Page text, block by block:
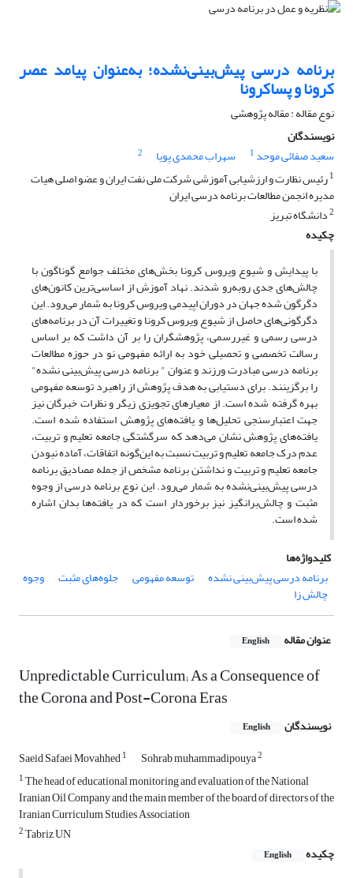
برنامه درسی پیش‌بینی‌نشده؛ به‌عنوان پیامد عصر
کرونا و پساکرونا
نوع مقاله : مقاله پژوهشی
نویسندگان
سعید صفائی موحد 1 سهراب محمدی پویا
2
1رئیس نظارت و ارزشیابی آموزشی شرکت ملی نفت ایران و عضو اصلی هیات
مدیره انجمن مطالعات برنامه درسی ایران
2دانشگاه تبریز
چکیده
با پیدایش و شیوع ویروس کرونا بخش‌های مختلف جوامع گوناگون با
چالش‌های جدی روبه‌رو شدند. نهاد آموزش از اساسی‌ترین کانون‌های
دگرگون شده جهان در دوران اپیدمی ویروس کرونا به شمار می‌رود. این
دگرگونی‌های حاصل از شیوع ویروس کرونا و تغییرات آن در برنامه‌های
درسی رسمی و غیررسمی، پژوهشگران را بر آن داشت که بر اساس
رسالت تخصصی و تحصیلی خود به ارائه مفهومی نو در حوزه مطالعات
برنامه درسی مبادرت ورزند و عنوان " برنامه درسی پیش‌بینی نشده"
را برگزینند. برای دستیابی به هدف پژوهش از راهبرد توسعه مفهومی
بهره گرفته شده است. از معیارهای تجویزی زیگر و نظرات خبرگان نیز
جهت اعتبارسنجی تحلیل‌ها و یافته‌های پژوهش استفاده شده است.
یافته‌های پژوهش نشان می‌دهد که سرگشتگی جامعه تعلیم و تربیت،
عدم درک جامعه تعلیم و تربیت نسبت به این‌گونه اتفاقات، آماده نبودن
جامعه تعلیم و تربیت و نداشتن برنامه مشخص از جمله مصادیق برنامه
درسی پیش‌بینی‌نشده به شمار می‌رود. این نوع برنامه درسی از وجوه
مثبت و چالش‌برانگیز نیز برخوردار است که در یافته‌ها بدان اشاره
شده است.
کلیدواژه‌ها
برنامه درسی پیش‌بینی نشده
توسعه مفهومی جلوه‌های مثبت وجوه
چالش زا
عنوان مقاله English
Unpredictable Curriculum; As a Consequence of
the Corona and Post-Corona Eras
نویسندگان English
Saeid Safaei Movahhed1 Sohrab muhammadipouya2
1The head of educational monitoring and evaluation of the National
Iranian Oil Company and the main member of the board of directors of the
Iranian Curriculum Studies Association
2Tabriz UN
چکیده
English